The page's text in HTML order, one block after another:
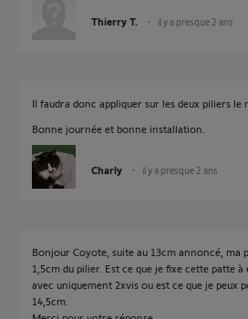
Thierry T. il y a presque 2 ans
Il faudra donc appliquer sur les deux piliers le
Bonne journée et bonne installation.
Charly il y a presque 2 ans
Bonjour Coyote, suite au 13cm annoncé, ma
1,5cm du pilier. Est ce que je fixe cette patte
avec uniquement 2xvis ou est ce que je peux
14,5cm.